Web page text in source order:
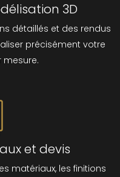
3D
détaillés et des rendus
précisément votre
mesure.
et devis
matériaux, les finitions